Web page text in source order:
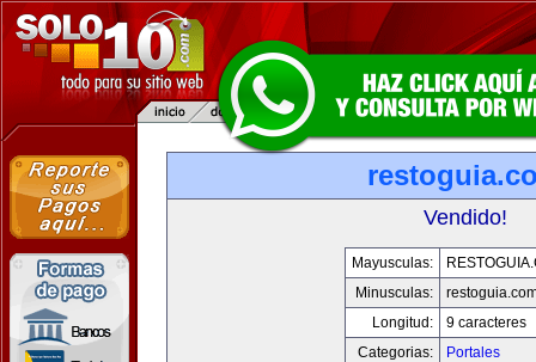
Vendido!
Mayusculas:
Minusculas:
Longitud:
9 caracteres
Categorias:
Portales